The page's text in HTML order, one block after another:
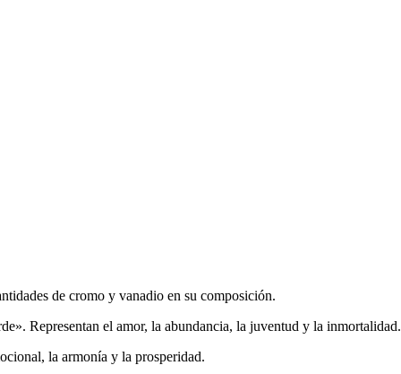
de cromo y vanadio en su composición.
Representan el amor, la abundancia, la juventud y la inmortalidad.
la armonía y la prosperidad.